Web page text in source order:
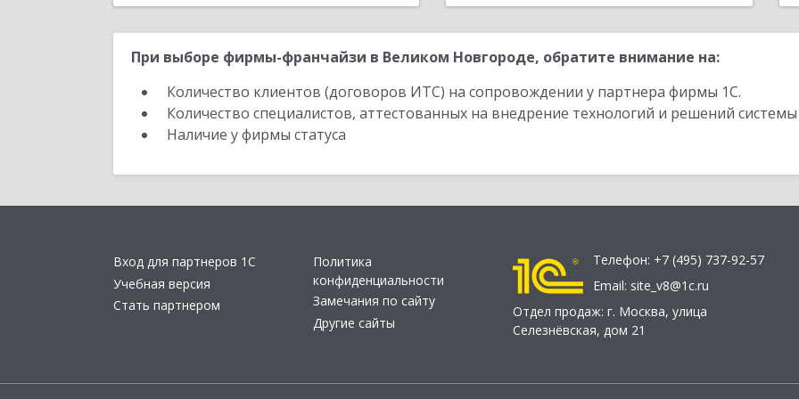
При выборе фирмы-франчайзи в Великом Новгороде, обратите внимание на:
Количество клиентов (договоров ИТС) на сопровождении у партнера фирмы 1С.
Количество специалистов, аттестованных на внедрение технологий и решений
Наличие у фирмы статуса
Вход для партнеров 1С
Учебная версия
Стать партнером
Политика
конфиденциальности
Замечания по сайту
Другие сайты
Телефон: +7 (495) 737-92-57
Email: site_v8@1c.ru
Отдел продаж: г. Москва, улица
Селезнёвская, дом 21